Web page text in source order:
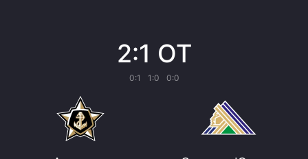
2:1 ОТ
0:1 1:0 0:0